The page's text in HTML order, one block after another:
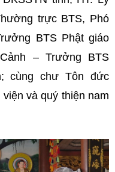
trực BTS, Phó
BTS Phật giáo
– Trưởng BTS
cùng chư Tôn đức
và quý thiện nam